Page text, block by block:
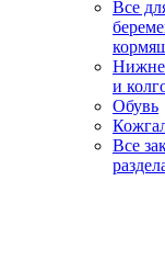
Все
и
Обувь
Все